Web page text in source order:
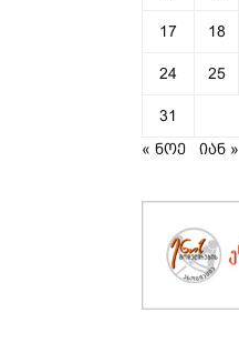
17 18
24 25
31
« ნოე
იან »